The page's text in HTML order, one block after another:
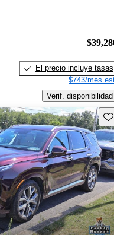
El precio incluye tasas
$743/mes
Verif. disponibilidad